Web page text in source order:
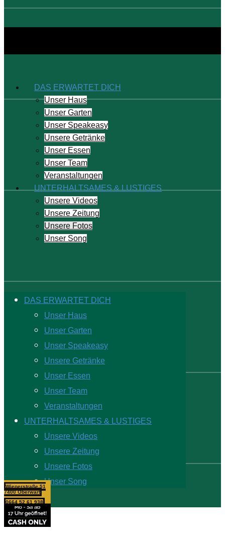
DAS ERWARTET DICH
Unser Haus
Unser Garten
Unser Speakeasy
Unsere Getränke
Unser Essen
Unser Team
Veranstaltungen
UNTERHALTSAMES & LUSTIGES
Unsere Videos
Unsere Zeitung
Unsere Fotos
Unser Song
DAS ERWARTET DICH
Unser Haus
Unser Garten
Unser Speakeasy
Unsere Getränke
Unser Essen
Unser Team
Veranstaltungen
UNTERHALTSAMES & LUSTIGES
Unsere Videos
Unsere Zeitung
Unsere Fotos
Unser Song
Wienerstraße 51
7400 Oberwart
0664 52 61 938